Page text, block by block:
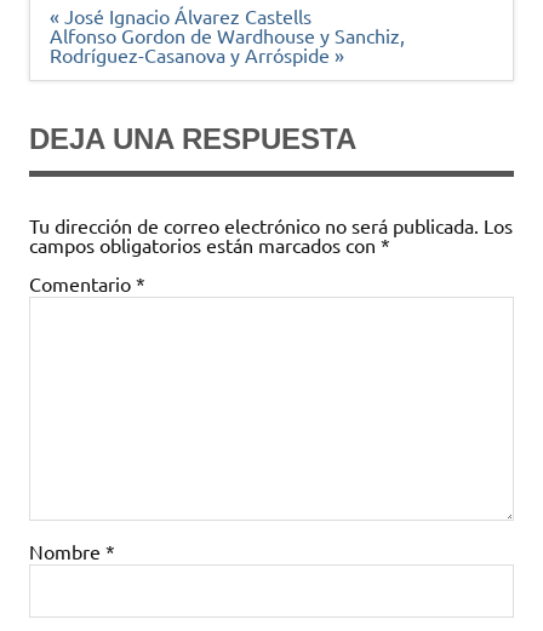
Navegación
de
entradas
« José Ignacio Álvarez Castells
Alfonso Gordon de Wardhouse y Sanchiz,
Rodríguez-Casanova y Arróspide »
DEJA UNA RESPUESTA
Tu dirección de correo electrónico no será publicada. Los
campos obligatorios están marcados con *
Comentario *
Nombre *